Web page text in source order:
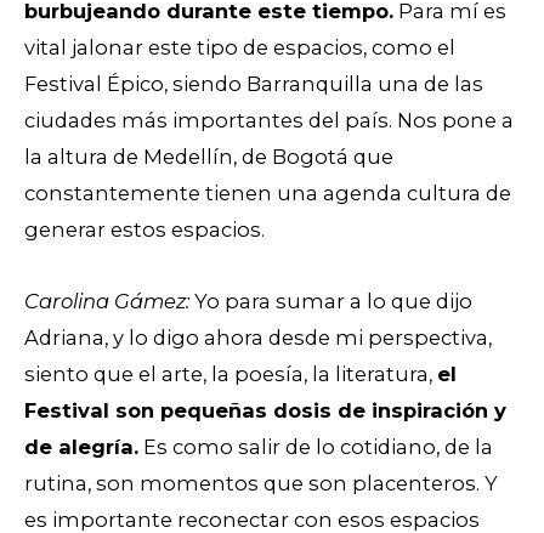
burbujeando durante este tiempo. Para mí es
vital jalonar este tipo de espacios, como el
Festival Épico, siendo Barranquilla una de las
ciudades más importantes del país. Nos pone a
la altura de Medellín, de Bogotá que
constantemente tienen una agenda cultura de
generar estos espacios.
Carolina Gámez:Yo para sumar a lo que dijo
Adriana, y lo digo ahora desde mi perspectiva,
siento que el arte, la poesía, la literatura, el
Festival son pequeñas dosis de inspiración y
de alegría. Es como salir de lo cotidiano, de la
rutina, son momentos que son placenteros. Y
es importante reconectar con esos espacios